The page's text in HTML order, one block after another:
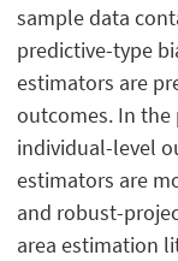
sample data
predictive-type
estimators are
outcomes. In the
individual-level
estimators are
and robust-
area estimation